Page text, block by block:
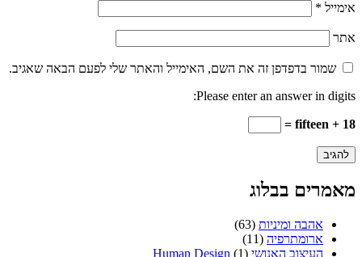
אימייל *
אתר
שמור בדפדפן זה את השם, האימייל והאתר שלי לפעם הבאה שאגיב.
Please enter an answer in digits:
18 + fifteen =
מאמרים בבלוג
אהבה ומיניות (63)
ארומתרפיה (11)
העיצוב האנושי Human Design (1)